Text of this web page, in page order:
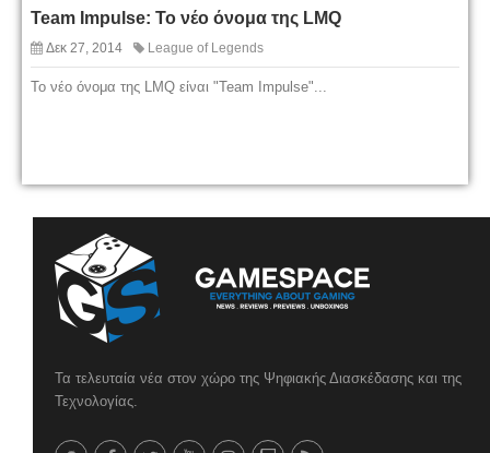
Team Impulse: Το νέο όνομα της LMQ
Δεκ 27, 2014 League of Legends
Το νέο όνομα της LMQ είναι "Team Impulse"...
Τα τελευταία νέα στον χώρο της Ψηφιακής Διασκέδασης και της
Τεχνολογίας.